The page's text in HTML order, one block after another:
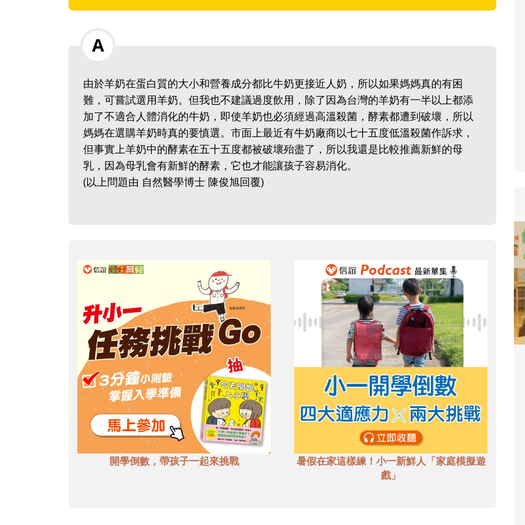
由於羊奶在蛋白質的大小和營養成分都比牛奶更接近人奶，所以如果媽媽真的有困
難，可嘗試選用羊奶。但我也不建議過度飲用，除了因為台灣的羊奶有一半以上都添
加了不適合人體消化的牛奶，即使羊奶也必須經過高溫殺菌，酵素都遭到破壞，所以
媽媽在選購羊奶時真的要慎選。市面上最近有牛奶廠商以七十五度低溫殺菌作訴求，
但事實上羊奶中的酵素在五十五度都被破壞殆盡了，所以我還是比較推薦新鮮的母
乳，因為母乳會有新鮮的酵素，它也才能讓孩子容易消化。
(以上問題由 自然醫學博士 陳俊旭回覆)
開學倒數，帶孩子一起來挑戰
暑假在家這樣練！小一新鮮人「家庭模擬遊
戲」
寶貝即將上小學，信誼集結
小教導主任帶爸媽提前了解
生活與課業學習，無痛銜接